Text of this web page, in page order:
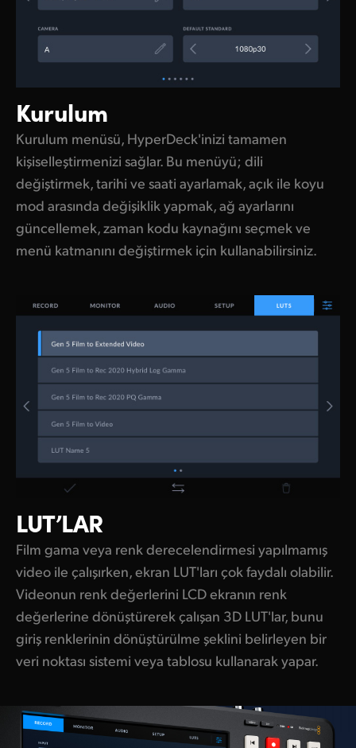
Kurulum
Kurulum menüsü, HyperDeck'inizi tamamen
kişiselleştirmenizi sağlar. Bu menüyü; dili
değiştirmek, tarihi ve saati ayarlamak, açık ile koyu
mod arasında değişiklik yapmak, ağ ayarlarını
güncellemek, zaman kodu kaynağını seçmek ve
menü katmanını değiştirmek için kullanabilirsiniz.
LUT’LAR
Film gama veya renk derecelendirmesi yapılmamış
video ile çalışırken, ekran LUT'ları çok faydalı olabilir.
Videonun renk değerlerini LCD ekranın renk
değerlerine dönüştürerek çalışan 3D LUT'lar, bunu
giriş renklerinin dönüştürülme şeklini belirleyen bir
veri noktası sistemi veya tablosu kullanarak yapar.